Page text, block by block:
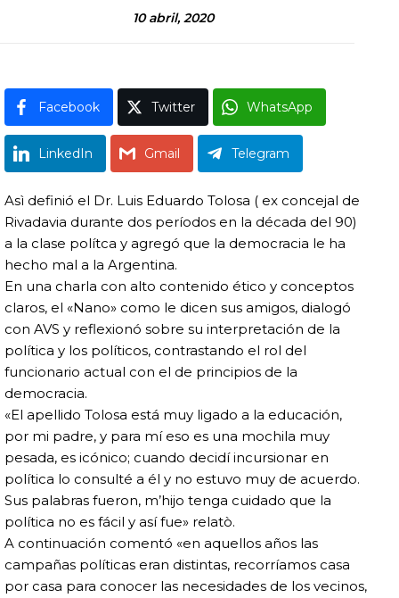
10 abril, 2020
Facebook Twitter WhatsApp
LinkedIn Gmail Telegram
Asì definió el Dr. Luis Eduardo Tolosa ( ex concejal de
Rivadavia durante dos períodos en la década del 90)
a la clase polítca y agregó que la democracia le ha
hecho mal a la Argentina.
En una charla con alto contenido ético y conceptos
claros, el «Nano» como le dicen sus amigos, dialogó
con AVS y reflexionó sobre su interpretación de la
política y los políticos, contrastando el rol del
funcionario actual con el de principios de la
democracia.
«El apellido Tolosa está muy ligado a la educación,
por mi padre, y para mí eso es una mochila muy
pesada, es icónico; cuando decidí incursionar en
política lo consulté a él y no estuvo muy de acuerdo.
Sus palabras fueron, m’hijo tenga cuidado que la
política no es fácil y así fue» relatò.
A continuación comentó «en aquellos años las
campañas políticas eran distintas, recorríamos casa
por casa para conocer las necesidades de los vecinos,